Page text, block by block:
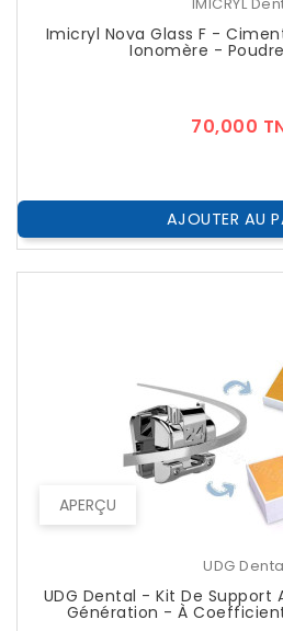
Imicryl Nova Glass F -
Ionomère -
70,000
AJOUTER AU
APERÇU
UDG
UDG Dental - Kit De
Génération - À